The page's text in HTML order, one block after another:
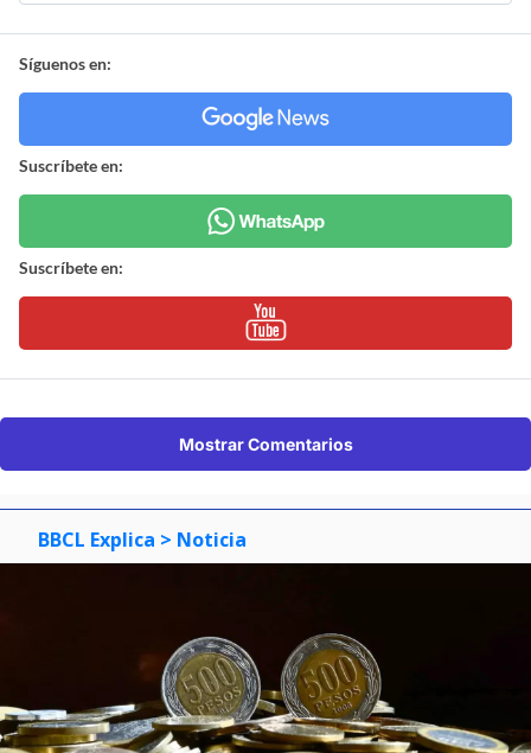
Síguenos en:
Suscríbete en:
Suscríbete en:
Mostrar Comentarios
BBCL Explica > Noticia